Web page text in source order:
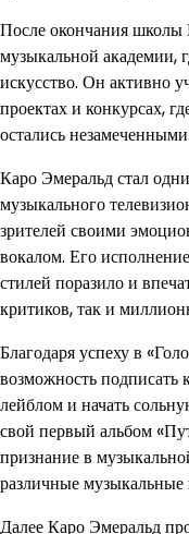
После окончания школы
музыкальной академии,
искусство. Он активно
проектах и конкурсах,
остались незамеченными.
Каро Эмеральд стал
музыкального
зрителей своими
вокалом. Его
стилей поразило и
критиков, так и
Благодаря успеху в
возможность подписать
лейблом и начать
свой первый альбом
признание в
различные
Далее Каро Эмеральд